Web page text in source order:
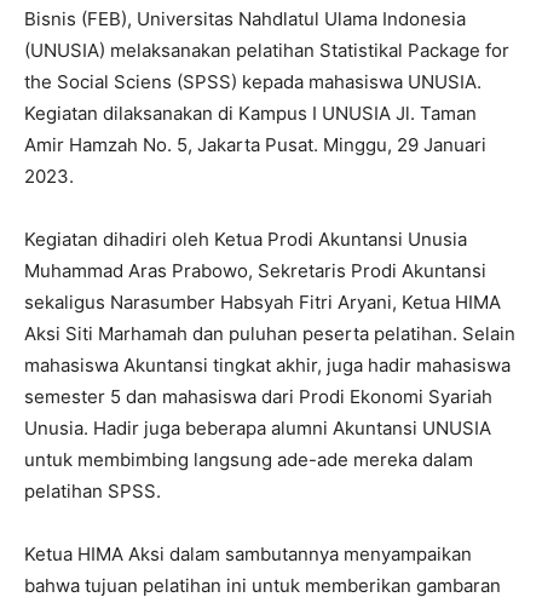
Bisnis (FEB), Universitas Nahdlatul Ulama Indonesia
(UNUSIA) melaksanakan pelatihan Statistikal Package for
the Social Sciens (SPSS) kepada mahasiswa UNUSIA.
Kegiatan dilaksanakan di Kampus I UNUSIA Jl. Taman
Amir Hamzah No. 5, Jakarta Pusat. Minggu, 29 Januari
2023.
Kegiatan dihadiri oleh Ketua Prodi Akuntansi Unusia
Muhammad Aras Prabowo, Sekretaris Prodi Akuntansi
sekaligus Narasumber Habsyah Fitri Aryani, Ketua HIMA
Aksi Siti Marhamah dan puluhan peserta pelatihan. Selain
mahasiswa Akuntansi tingkat akhir, juga hadir mahasiswa
semester 5 dan mahasiswa dari Prodi Ekonomi Syariah
Unusia. Hadir juga beberapa alumni Akuntansi UNUSIA
untuk membimbing langsung ade-ade mereka dalam
pelatihan SPSS.
Ketua HIMA Aksi dalam sambutannya menyampaikan
bahwa tujuan pelatihan ini untuk memberikan gambaran